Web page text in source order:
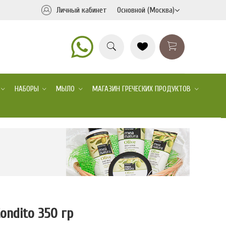
Личный кабинет Основной (Москва)
НАБОРЫ МЫЛО МАГАЗИН ГРЕЧЕСКИХ ПРОДУКТОВ
350 гр